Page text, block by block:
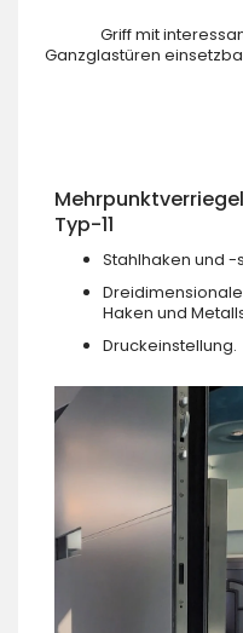
Griff mit
Ganzglastüren
Typ-11
Stahlhaken und -
Haken und
Druckeinstellung.